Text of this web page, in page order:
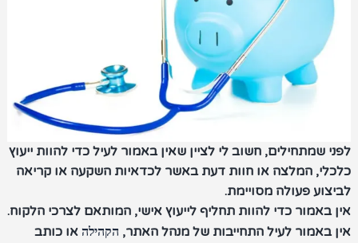
לפני שמתחילים, חשוב לי לציין שאין באמור לעיל כדי להוות ייעוץ
כלכלי, המלצה או חוות דעת באשר לכדאיות השקעה או קריאה
לביצוע פעולה מסויימת.
אין באמור כדי להוות תחליף לייעוץ אישי, המותאם לצרכי הלקוח.
אין באמור לעיל התחייבות של מנהל האתר, הקהילהאו כותב